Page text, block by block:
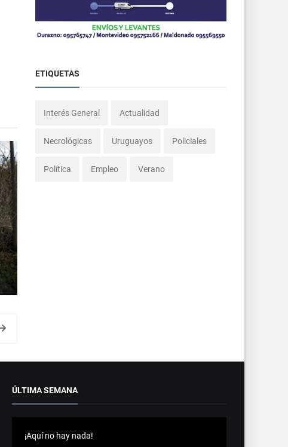
ETIQUETAS
Interés General Actualidad
Necrológicas Uruguayos Policiales
Política Empleo Verano
ÚLTIMA SEMANA
¡Aquí no hay nada!